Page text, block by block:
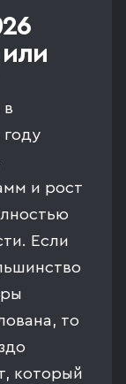
в
и рост
Если
то
который